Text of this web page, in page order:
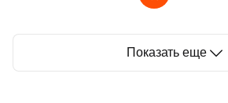
Показать еще